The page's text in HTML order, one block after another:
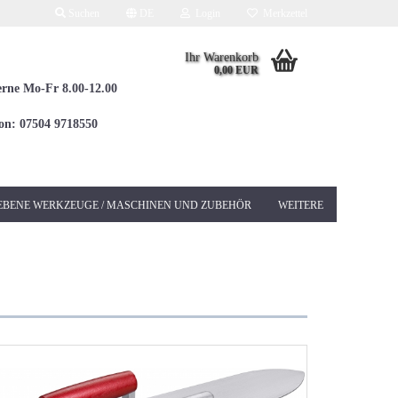
Mo-Fr 8.00-12.00
07504 9718550
Ihr Warenkorb
0,00 EUR
WERKZEUGE / MASCHINEN UND ZUBEHÖR WEITERE
Sanierungsschleifer
Bohrhämmer /